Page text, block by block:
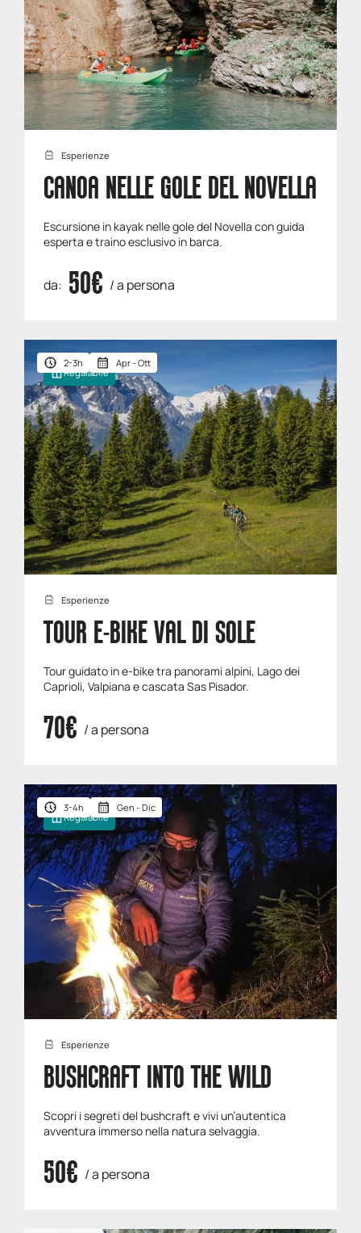
Esperienze
CANOA NELLE GOLE DEL NOVELLA
Escursione in kayak nelle gole del Novella con guida
esperta e traino esclusivo in barca.
da: 50€ / a persona
Regalabile
2-3h Apr - Ott
Esperienze
TOUR E-BIKE VAL DI SOLE
Tour guidato in e-bike tra panorami alpini, Lago dei
Caprioli, Valpiana e cascata Sas Pisador.
70€ / a persona
Regalabile
3-4h Gen - Dic
Esperienze
BUSHCRAFT INTO THE WILD
Scopri i segreti del bushcraft e vivi un’autentica
avventura immerso nella natura selvaggia.
50€ / a persona